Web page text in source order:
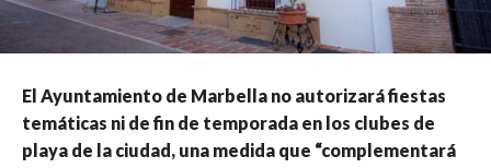
El Ayuntamiento de Marbella no autorizará fiestas
temáticas ni de fin de temporada en los clubes de
playa de la ciudad, una medida que “complementará